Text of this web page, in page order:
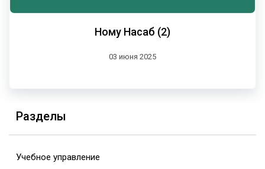
Ному Насаб (2)
03 июня 2025
Разделы
Учебное управление